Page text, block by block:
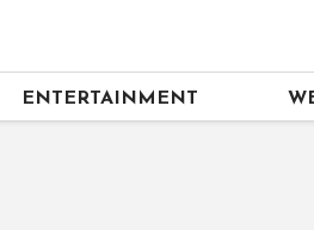
ENTERTAINMENT